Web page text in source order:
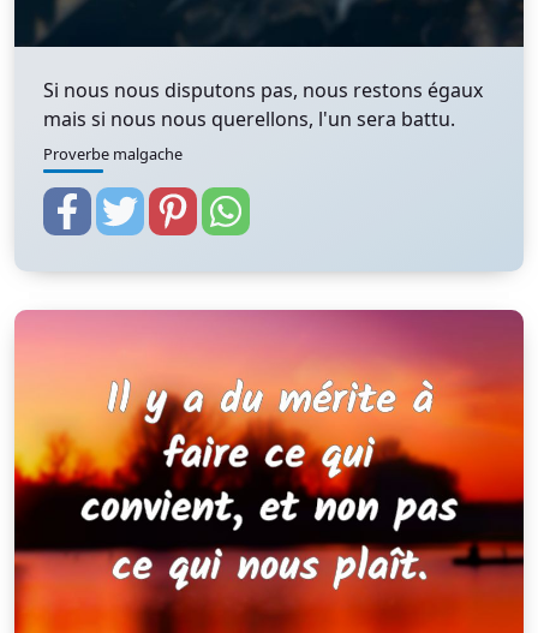
Si nous nous disputons pas, nous restons égaux
mais si nous nous querellons, l'un sera battu.
Proverbe malgache